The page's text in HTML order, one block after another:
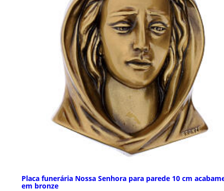
Placa funerária Nossa Senhora para parede 10 cm
em bronze